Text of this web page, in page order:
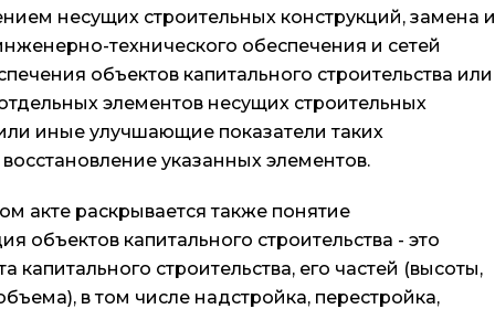
несущих строительных конструкций, замена и
технического обеспечения и сетей
объектов капитального строительства или
элементов несущих строительных
иные улучшающие показатели таких
указанных элементов.
акте раскрывается также понятие
объектов капитального строительства - это
капитального строительства, его частей (высоты,
в том числе надстройка, перестройка,